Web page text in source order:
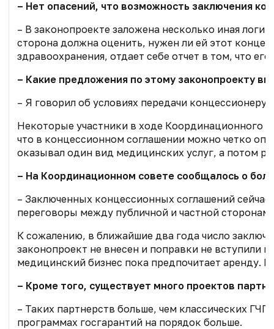
– Нет опасений, что возможность заключения
– В законопроекте заложена несколько иная
сторона должна оценить, нужен ли ей этот
здравоохранения, отдает себе отчет в том, что
– Какие предложения по этому законопроекту
– Я говорил об условиях передачи
Некоторые участники в ходе Координационного
что в концессионном соглашении можно четко
оказывал один вид медицинских услуг, а потом
– На Координационном совете сообщалось о
– Заключенных концессионных соглашений
переговоры между публичной и частной
К сожалению, в ближайшие два года число
законопроект не внесен и поправки не вступили
медицинский бизнес пока предпочитает аренду.
– Кроме того, существует много проектов
– Таких партнерств больше, чем классических
программах госгарантий на порядок больше.